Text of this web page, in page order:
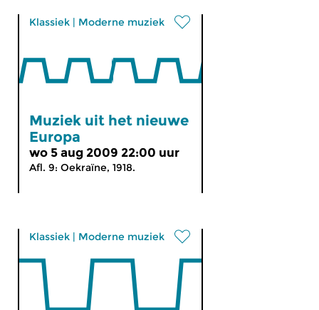
Klassiek | Moderne muziek
Muziek uit het nieuwe
Europa
wo 5 aug 2009 22:00 uur
Afl. 9: Oekraïne, 1918.
Klassiek | Moderne muziek